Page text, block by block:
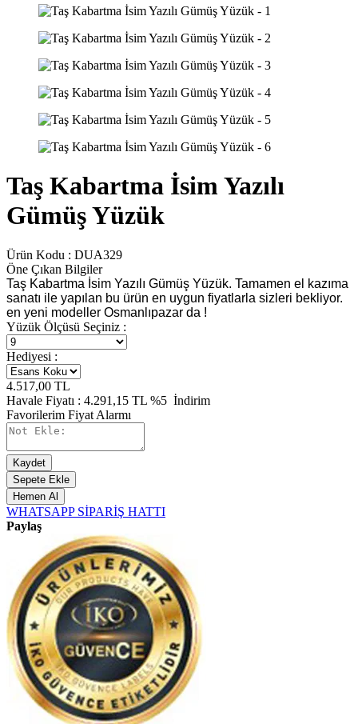
Taş Kabartma İsim Yazılı
Gümüş Yüzük
Ürün Kodu : DUA329
Öne Çıkan Bilgiler
Taş Kabartma İsim Yazılı Gümüş Yüzük. Tamamen el kazıma
sanatı ile yapılan bu ürün en uygun fiyatlarla sizleri bekliyor.
en yeni modeller Osmanlıpazar da !
Yüzük Ölçüsü Seçiniz :
Hediyesi :
4.517,00 TL
Havale Fiyatı : 4.291,15 TL %5 İndirim
Favorilerim Fiyat Alarmı
Kaydet
Sepete Ekle
Hemen Al
WHATSAPP SİPARİŞ HATTI
Paylaş